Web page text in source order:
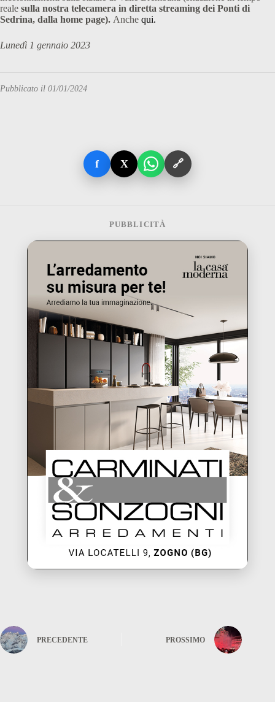
reale sulla nostra telecamera in diretta streaming dei Ponti di
Sedrina, dalla home page). Anche qui.
Lunedì 1 gennaio 2023
Pubblicato il 01/01/2024
f X 🔗
PUBBLICITÀ
PRECEDENTE PROSSIMO